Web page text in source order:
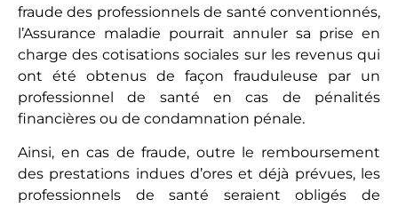
fraude des professionnels de santé conventionnés,
l’Assurance maladie pourrait annuler sa prise en
charge des cotisations sociales sur les revenus qui
ont été obtenus de façon frauduleuse par un
professionnel de santé en cas de pénalités
financières ou de condamnation pénale.
Ainsi, en cas de fraude, outre le remboursement
des prestations indues d’ores et déjà prévues, les
professionnels de santé seraient obligés de